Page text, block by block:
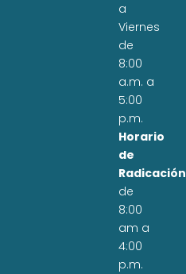
a
Viernes
de
8:00
a.m. a
5:00
p.m.
Horario
de
Radicación
de
8:00
am a
4:00
p.m.